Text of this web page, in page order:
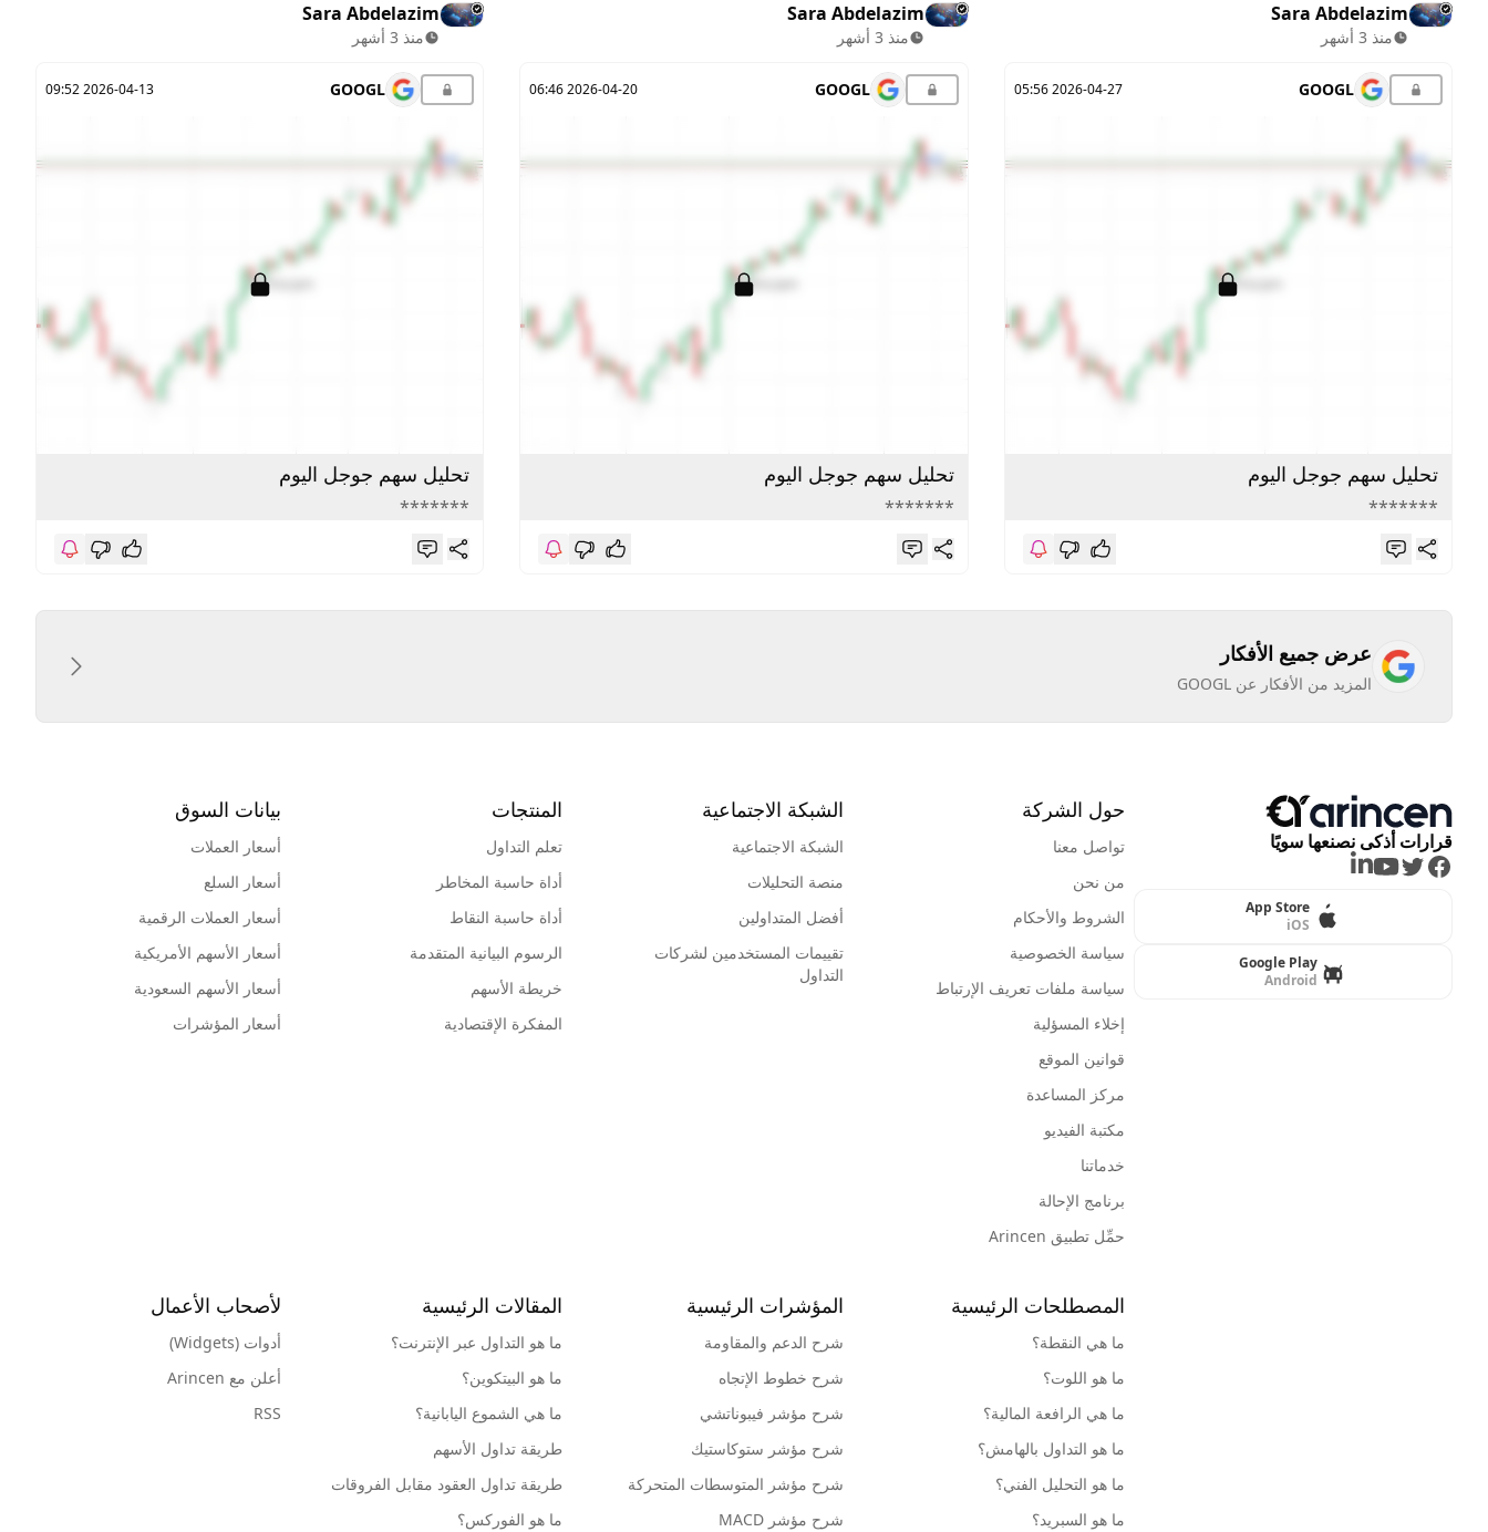
Sara Abdelazim
منذ 3 أشهر
GOOGL
2026-04-27 05:56
تحليل سهم جوجل اليوم
*******
Sara Abdelazim
منذ 3 أشهر
GOOGL
2026-04-20 06:46
تحليل سهم جوجل اليوم
*******
Sara Abdelazim
منذ 3 أشهر
GOOGL
2026-04-13 09:52
تحليل سهم جوجل اليوم
*******
عرض جميع الأفكار
المزيد من الأفكار عن GOOGL
قرارات أذكى نصنعها سويًا
Facebook
Twitter
Youtube
LinkedIn
App Store
iOS
Google Play
Android
حول الشركة
تواصل معنا
من نحن
الشروط والأحكام
سياسة الخصوصية
سياسة ملفات تعريف الإرتباط
إخلاء المسؤلية
قوانين الموقع
مركز المساعدة
مكتبة الفيديو
خدماتنا
برنامج الإحالة
حمِّل تطبيق Arincen
الشبكة الاجتماعية
الشبكة الاجتماعية
منصة التحليلات
أفضل المتداولين
تقييمات المستخدمين لشركات
التداول
المنتجات
تعلم التداول
أداة حاسبة المخاطر
أداة حاسبة النقاط
الرسوم البيانية المتقدمة
خريطة الأسهم
المفكرة الإقتصادية
بيانات السوق
أسعار العملات
أسعار السلع
أسعار العملات الرقمية
أسعار الأسهم الأمريكية
أسعار الأسهم السعودية
أسعار المؤشرات
المصطلحات الرئيسية
ما هي النقطة؟
ما هو اللوت؟
ما هي الرافعة المالية؟
ما هو التداول بالهامش؟
ما هو التحليل الفني؟
ما هو السبريد؟
المؤشرات الرئيسية
شرح الدعم والمقاومة
شرح خطوط الإتجاه
شرح مؤشر فيبوناتشي
شرح مؤشر ستوكاستيك
شرح مؤشر المتوسطات المتحركة
شرح مؤشر MACD
المقالات الرئيسية
ما هو التداول عبر الإنترنت؟
ما هو البيتكوين؟
ما هي الشموع اليابانية؟
طريقة تداول الأسهم
طريقة تداول العقود مقابل الفروقات
ما هو الفوركس؟
لأصحاب الأعمال
أدوات (Widgets)
أعلن مع Arincen
RSS